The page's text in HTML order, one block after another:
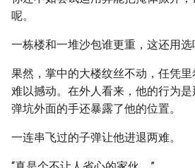
呢。
一栋楼和一堆沙包谁更重，这还用选
果然，掌中的大楼纹丝不动，任凭
难以撼动。在外人看来，他的行为
弹坑外面的手还暴露了他的位置。
一连串飞过的子弹让他进退两难。